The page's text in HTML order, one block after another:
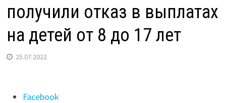
получили отказ в выплатах
на детей от 8 до 17 лет
25.07.2022
Поделиться
Facebook